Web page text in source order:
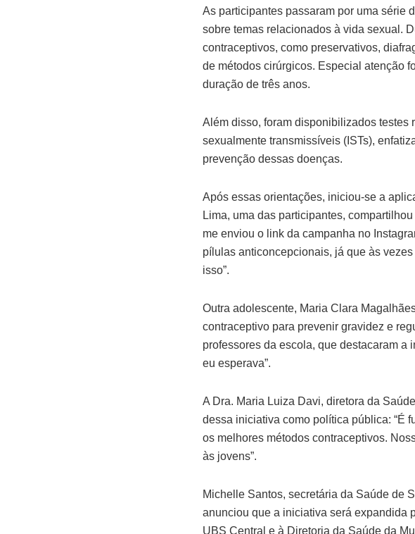
As participantes passaram por uma série
sobre temas relacionados à vida sexual.
contraceptivos, como preservativos,
de métodos cirúrgicos. Especial atenção
duração de três anos.
Além disso, foram disponibilizados testes
sexualmente transmissíveis (ISTs),
prevenção dessas doenças.
Após essas orientações, iniciou-se a
Lima, uma das participantes,
me enviou o link da campanha no
pílulas anticoncepcionais, já que às
isso”.
Outra adolescente, Maria Clara
contraceptivo para prevenir gravidez e
professores da escola, que destacaram a
eu esperava”.
A Dra. Maria Luiza Davi, diretora da
dessa iniciativa como política pública: “É
os melhores métodos contraceptivos.
às jovens”.
Michelle Santos, secretária da Saúde de
anunciou que a iniciativa será expandida
UBS Central e à Diretoria da Saúde da